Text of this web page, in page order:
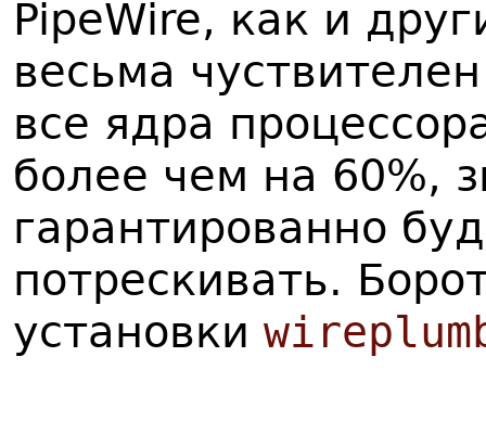
PipeWire, как и
весьма
все ядра
более чем на 60%,
гарантированно
потрескивать.
установки